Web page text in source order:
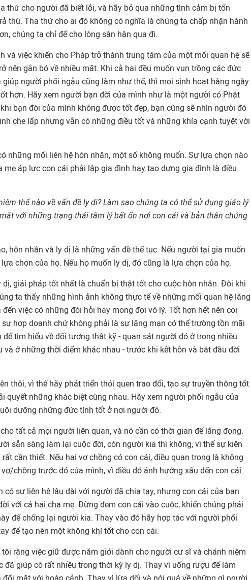
thứ cho người đã biết lỗi, và hãy bỏ qua những tình cảm bị tổn
thù. Tha thứ cho ai đó không có nghĩa là chúng ta chấp nhận hành
chúng ta chỉ để cho lòng sân hận qua đi.
và việc khiến cho Pháp trở thành trung tâm của một mối quan hệ sẽ
nên gắn bó về nhiều mặt. Khi cả hai đều muốn vun trồng các đức
giúp người phối ngẫu cũng làm như thế, thì mọi sinh hoạt hàng ngày
hơn. Hãy xem người bạn đời của mình như là một người có Phật
bạn đời của mình không được tốt đẹp, bạn cũng sẽ nhìn người đó
che lấp nhưng vẫn có những điều tốt và những khía cạnh tuyệt vời
những mối liên hệ hôn nhân, một số không muốn. Sự lựa chọn nào
mẹ áp lực con cái phải lập gia đình hay tạo dựng gia đình là điều
thế nào về vấn đề ly dị? Làm sao chúng ta có thể sử dụng giáo lý
với những trạng thái tâm lý bất ổn nơi con cái và bản thân chúng
hôn nhân và ly dị là những vấn đề thế tục. Nếu người tại gia muốn
chọn của họ. Nếu họ muốn ly dị, đó cũng là lựa chọn của họ.
dị, giải pháp tốt nhất là chuẩn bị thật tốt cho cuộc hôn nhân. Đôi khi
ta thấy những hình ảnh không thực tế về những mối quan hệ lãng
việc có những đòi hỏi hay mong đợi vô lý. Tốt hơn hết nên coi
hợp doanh chứ không phải là sự lãng mạn có thể trường tồn mãi
để tìm hiểu về đối tượng thật kỹ - quan sát người đó ở trong nhiều
và ở những thời điểm khác nhau - trước khi kết hôn và bắt đầu đời
thôi, vì thế hãy phát triển thói quen trao đổi, tạo sự truyền thông tốt
quyết những khác biệt cùng nhau. Hãy xem người phối ngẫu của
dưỡng những đức tính tốt ở nơi người đó.
tất cả mọi người liên quan, và nó cần có thời gian để lắng đọng.
sẵn sàng làm lại cuộc đời, còn người kia thì không, vì thế sự kiên
cần thiết. Nếu hai vợ chồng có con cái, điều quan trọng là không
chồng trước đó của mình, vì điều đó ảnh hưởng xấu đến con cái.
có sự liên hệ lâu dài với người đã chia tay, nhưng con cái của bạn
với cả hai cha mẹ. Đừng đem con cái vào cuộc, khiến chúng phải
để chống lại người kia. Thay vào đó hãy hợp tác với người phối
để tạo nên một không khí tốt cho con cái.
rằng việc giữ được năm giới dành cho người cư sĩ và chánh niệm
đã giúp cô rất nhiều trong thời kỳ ly dị. Thay vì uống rượu để làm